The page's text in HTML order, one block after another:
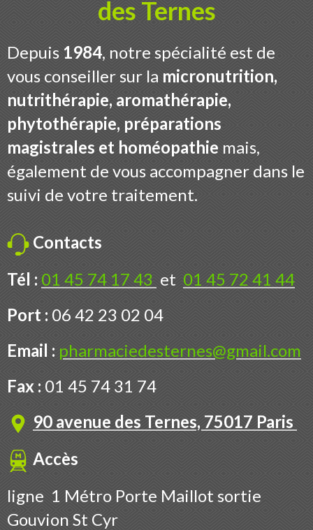
des Ternes
Depuis 1984, notre spécialité est de
vous conseiller sur la micronutrition,
nutrithérapie, aromathérapie,
phytothérapie, préparations
magistrales et homéopathie mais,
également de vous accompagner dans le
suivi de votre traitement.
Contacts
Tél : 01 45 74 17 43 et 01 45 72 41 44
Port : 06 42 23 02 04
Email : pharmaciedesternes@gmail.com
Fax : 01 45 74 31 74
90 avenue des Ternes, 75017 Paris
Accès
ligne 1 Métro Porte Maillot sortie
Gouvion St Cyr